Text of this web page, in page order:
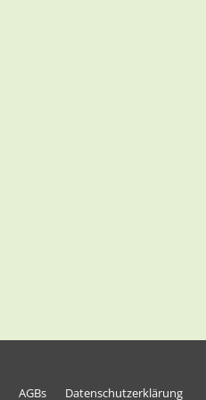
AGBs Datenschutzerklärung